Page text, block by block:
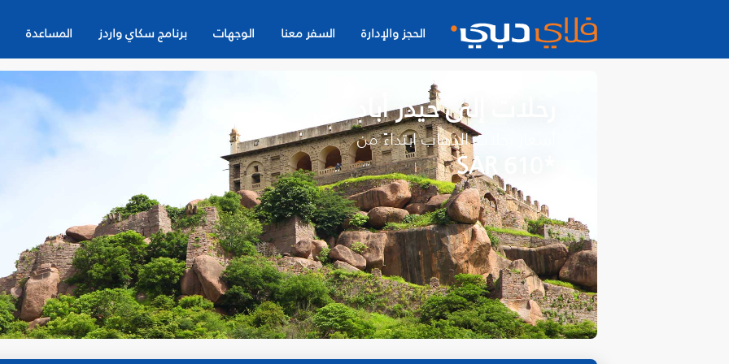
الحجز والإدارة السفر معنا الوجهات برنامج سكاي واردز المساعدة
رحلات إلى حيدر أباد
أسعار رحلات الذهاب ابتداءً من